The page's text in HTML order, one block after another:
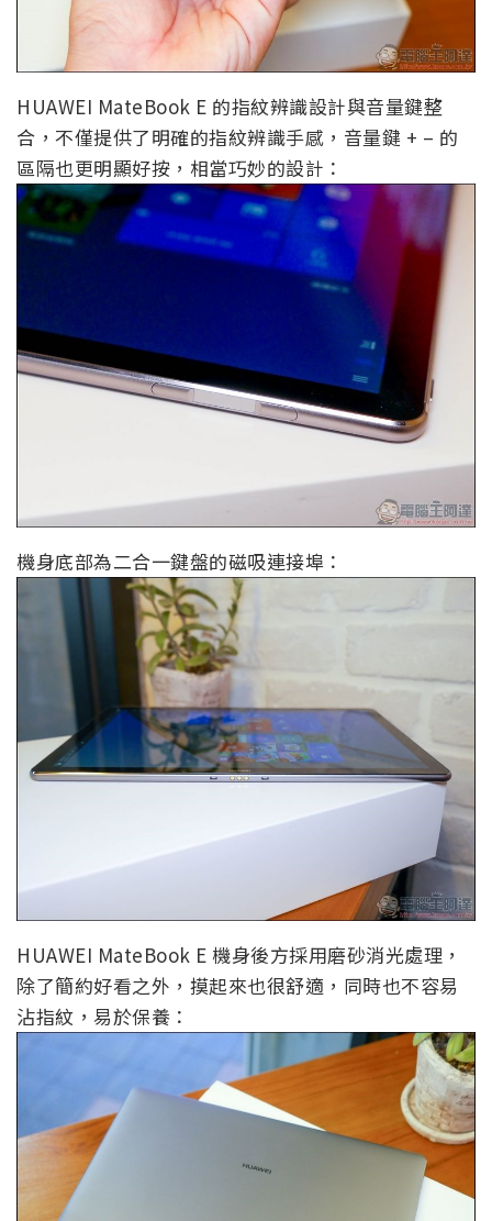
HUAWEI MateBook E 的指紋辨識設計與音量鍵整
合，不僅提供了明確的指紋辨識手感，音量鍵 + – 的
區隔也更明顯好按，相當巧妙的設計：
機身底部為二合一鍵盤的磁吸連接埠：
HUAWEI MateBook E 機身後方採用磨砂消光處理，
除了簡約好看之外，摸起來也很舒適，同時也不容易
沾指紋，易於保養：